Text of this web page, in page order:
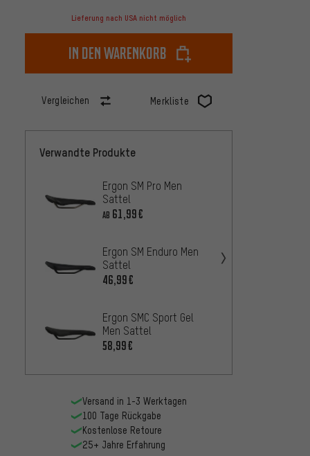
Lieferung nach USA nicht möglich
In den Warenkorb
Vergleichen Merkliste
Verwandte Produkte
Ergon SM Pro Men
Sattel
AB 61,99€
Ergon SM Enduro Men
Sattel
46,99€
Ergon SMC Sport Gel
Men Sattel
58,99€
Versand in 1-3 Werktagen
100 Tage Rückgabe
Kostenlose Retoure
25+ Jahre Erfahrung